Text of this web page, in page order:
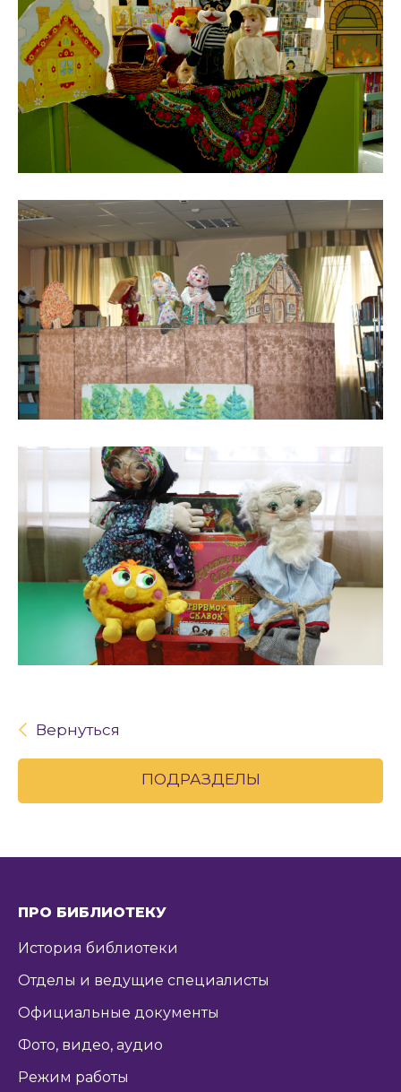
Вернуться
ПОДРАЗДЕЛЫ
ПРО БИБЛИОТЕКУ
История библиотеки
Отделы и ведущие специалисты
Официальные документы
Фото, видео, аудио
Режим работы